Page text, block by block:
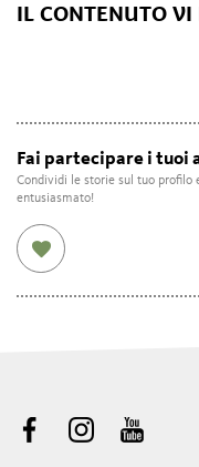
IL CONTENUTO VI
Fai partecipare i tuoi
Condividi le storie sul tuo profilo
entusiasmato!